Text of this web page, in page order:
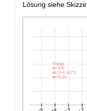
Lösung siehe Skizze